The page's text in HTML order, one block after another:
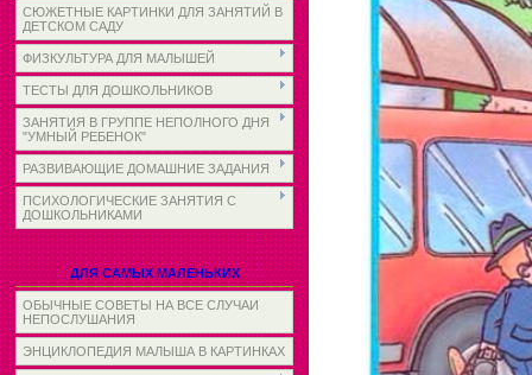
СЮЖЕТНЫЕ КАРТИНКИ ДЛЯ ЗАНЯТИЙ В
ДЕТСКОМ САДУ
ФИЗКУЛЬТУРА ДЛЯ МАЛЫШЕЙ
ТЕСТЫ ДЛЯ ДОШКОЛЬНИКОВ
ЗАНЯТИЯ В ГРУППЕ НЕПОЛНОГО ДНЯ
"УМНЫЙ РЕБЕНОК"
РАЗВИВАЮЩИЕ ДОМАШНИЕ ЗАДАНИЯ
ПСИХОЛОГИЧЕСКИЕ ЗАНЯТИЯ С
ДОШКОЛЬНИКАМИ
ДЛЯ САМЫХ МАЛЕНЬКИХ
ОБЫЧНЫЕ СОВЕТЫ НА ВСЕ СЛУЧАИ
НЕПОСЛУШАНИЯ
ЭНЦИКЛОПЕДИЯ МАЛЫША В КАРТИНКАХ